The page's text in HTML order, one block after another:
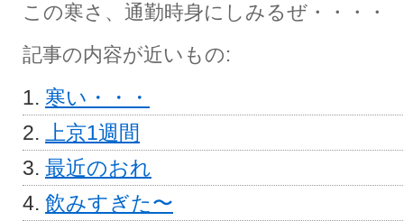
この寒さ、通勤時身にしみるぜ・・・・
記事の内容が近いもの:
寒い・・・
上京1週間
最近のおれ
飲みすぎた〜